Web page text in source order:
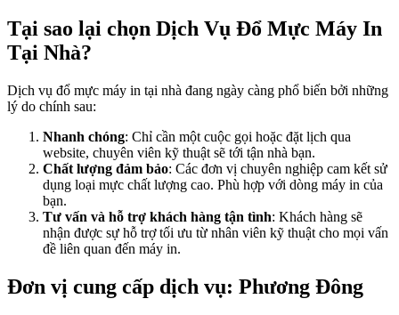
Tại sao lại chọn Dịch Vụ Đổ Mực Máy In
Tại Nhà?
Dịch vụ đổ mực máy in tại nhà đang ngày càng phổ biến bởi những
lý do chính sau:
Nhanh chóng: Chỉ cần một cuộc gọi hoặc đặt lịch qua
website, chuyên viên kỹ thuật sẽ tới tận nhà bạn.
Chất lượng đảm bảo: Các đơn vị chuyên nghiệp cam kết sử
dụng loại mực chất lượng cao. Phù hợp với dòng máy in của
bạn.
Tư vấn và hỗ trợ khách hàng tận tình: Khách hàng sẽ
nhận được sự hỗ trợ tối ưu từ nhân viên kỹ thuật cho mọi vấn
đề liên quan đến máy in.
Đơn vị cung cấp dịch vụ: Phương Đông